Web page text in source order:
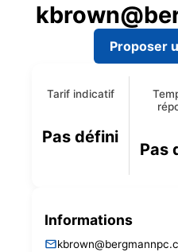
Proposer
Tarif indicatif
Pas défini
Pas
Informations